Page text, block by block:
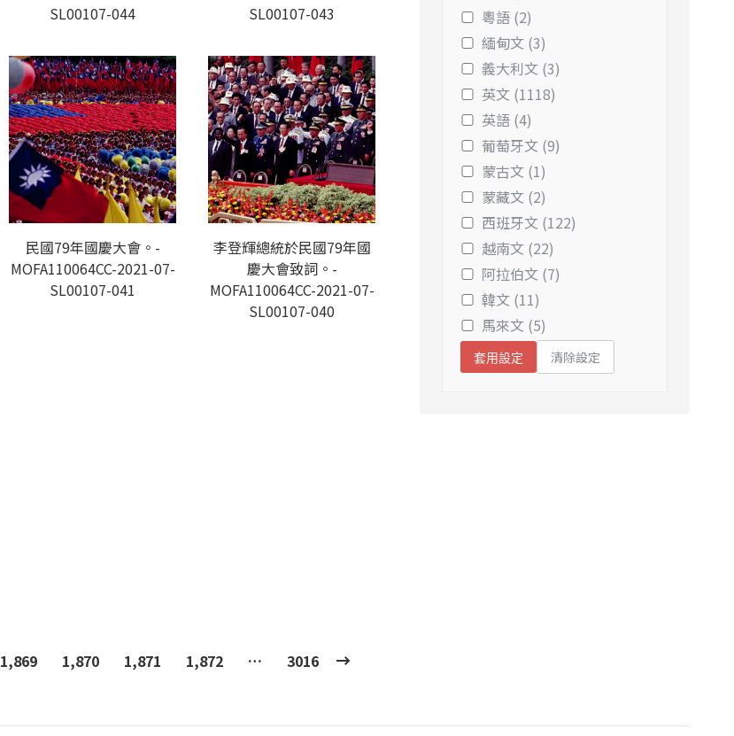
SL00107-044
SL00107-043
民國79年國慶大會。-
MOFA110064CC-2021-07-
SL00107-041
李登輝總統於民國79年國
慶大會致詞。-
MOFA110064CC-2021-07-
SL00107-040
1,869 1,870 1,871 1,872 … 3016
粵語 (2)
緬甸文 (3)
義大利文 (3)
英文 (1118)
英語 (4)
葡萄牙文 (9)
蒙古文 (1)
蒙藏文 (2)
西班牙文 (122)
越南文 (22)
阿拉伯文 (7)
韓文 (11)
馬來文 (5)
套用設定 清除設定